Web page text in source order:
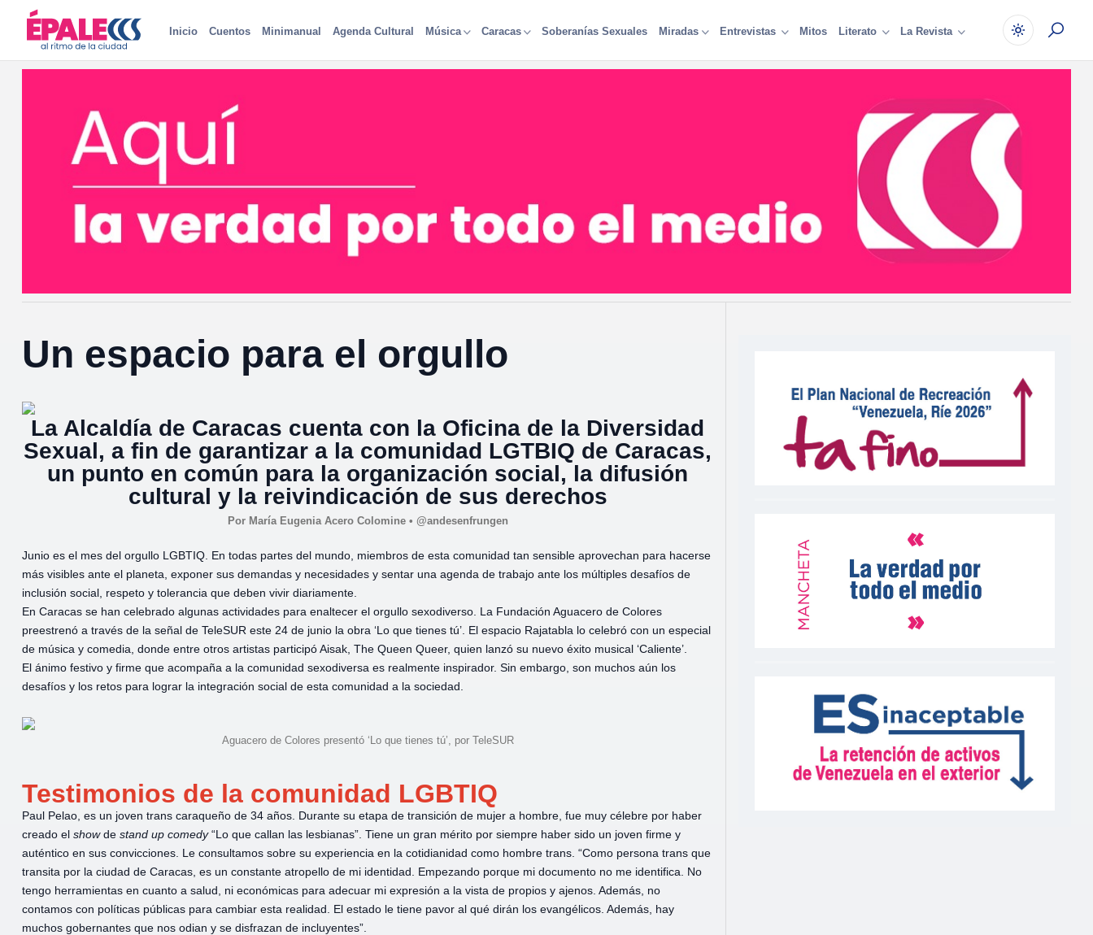
Inicio Cuentos Minimanual Agenda Cultural Música Caracas Soberanías Sexuales Miradas Entrevistas Mitos Literato La Revista
Un espacio para el orgullo
La Alcaldía de Caracas cuenta con la Oficina de la Diversidad
Sexual, a fin de garantizar a la comunidad LGTBIQ de Caracas,
un punto en común para la organización social, la difusión
cultural y la reivindicación de sus derechos
Por María Eugenia Acero Colomine• @andesenfrungen
Junio es el mes del orgullo LGBTIQ. En todas partes del mundo, miembros de esta comunidad tan sensible aprovechan para hacerse
más visibles ante el planeta, exponer sus demandas y necesidades y sentar una agenda de trabajo ante los múltiples desafíos de
inclusión social, respeto y tolerancia que deben vivir diariamente.
En Caracas se han celebrado algunas actividades para enaltecer el orgullo sexodiverso. La Fundación Aguacero de Colores
preestrenó a través de la señal de TeleSUR este 24 de junio la obra ‘Lo que tienes tú’. El espacio Rajatabla lo celebró con un especial
de música y comedia, donde entre otros artistas participó Aisak, The Queen Queer, quien lanzó su nuevo éxito musical ‘Caliente’.
El ánimo festivo y firme que acompaña a la comunidad sexodiversa es realmente inspirador. Sin embargo, son muchos aún los
desafíos y los retos para lograr la integración social de esta comunidad a la sociedad.
Aguacero de Colores presentó ‘Lo que tienes tú’, por TeleSUR
Testimonios de la comunidad LGBTIQ
Paul Pelao, es un joven trans caraqueño de 34 años. Durante su etapa de transición de mujer a hombre, fue muy célebre por haber
creado el showde stand up comedy“Lo que callan las lesbianas”. Tiene un gran mérito por siempre haber sido un joven firme y
auténtico en sus convicciones. Le consultamos sobre su experiencia en la cotidianidad como hombre trans. “Como persona trans que
transita por la ciudad de Caracas, es un constante atropello de mi identidad. Empezando porque mi documento no me identifica. No
tengo herramientas en cuanto a salud, ni económicas para adecuar mi expresión a la vista de propios y ajenos. Además, no
contamos con políticas públicas para cambiar esta realidad. El estado le tiene pavor al qué dirán los evangélicos. Además, hay
muchos gobernantes que nos odian y se disfrazan de incluyentes”.